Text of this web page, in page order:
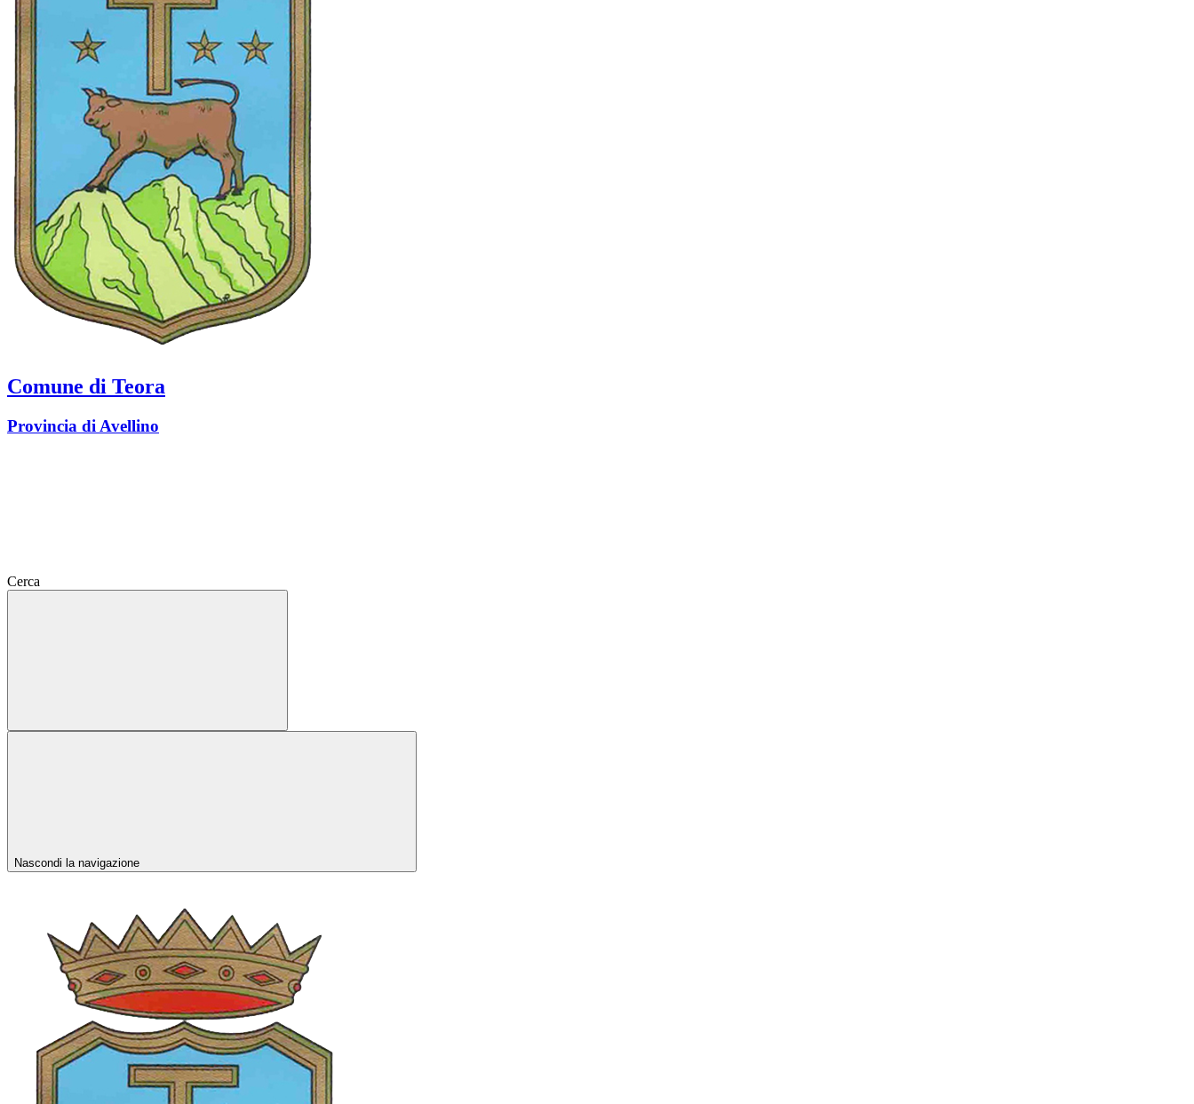
Comune di Teora
Provincia di Avellino
Cerca
Nascondi la navigazione